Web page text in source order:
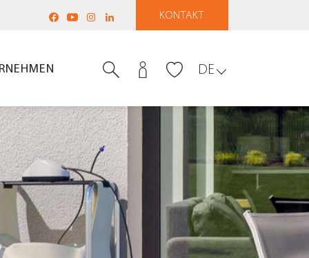
KONTAKT
DE